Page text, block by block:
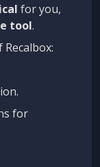
for you,
tool.
for